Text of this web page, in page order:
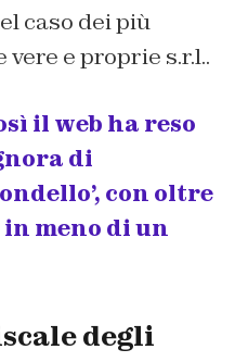
caso dei più
e proprie s.r.l..
il web ha reso
di
con oltre
meno di un
degli